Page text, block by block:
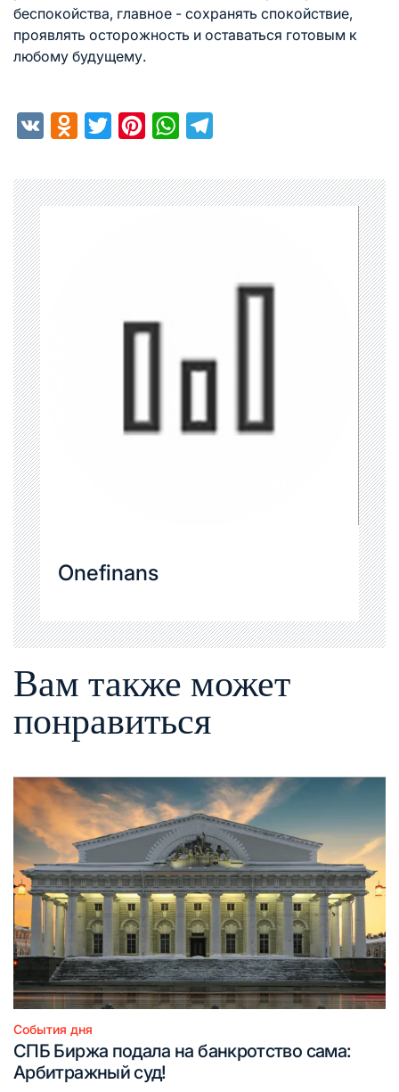
беспокойства, главное - сохранять спокойствие,
проявлять осторожность и оставаться готовым к
любому будущему.
VK Odnoklassniki
TwitterPinterestWhatsApp
Onefinans
Вам также может
понравиться
Опубликовано
в
События дня
СПБ Биржа подала на банкротство сама:
Арбитражный суд!